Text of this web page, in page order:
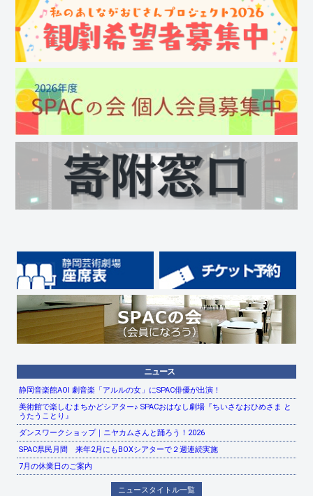
ニュース
静岡音楽館AOI 劇音楽「アルルの女」にSPAC俳優が出演！
美術館で楽しむまちかどシアター♪ SPACおはなし劇場『ちいさなおひめさま と
うたうことり』
ダンスワークショップ｜ニヤカムさんと踊ろう！2026
SPAC県民月間 来年2月にもBOXシアターで２週連続実施
7月の休業日のご案内
ニュースタイトル一覧